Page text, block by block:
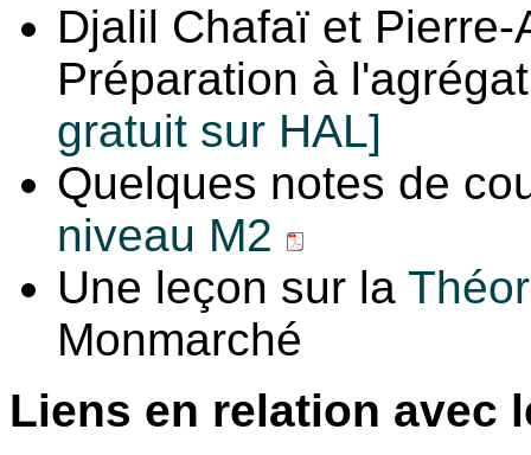
Djalil Chafaï et
Préparation à
gratuit sur HAL]
Quelques notes de
niveau M2
Une leçon sur la
Monmarché
Liens en relation avec